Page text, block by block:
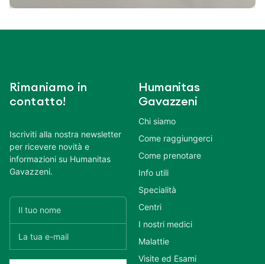
Rimaniamo in
contatto!
Iscriviti alla nostra newsletter
per ricevere novità e
informazioni su Humanitas
Gavazzeni.
Humanitas
Gavazzeni
Chi siamo
Come raggiungerci
Come prenotare
Info utili
Specialità
Centri
I nostri medici
Malattie
Visite ed Esami